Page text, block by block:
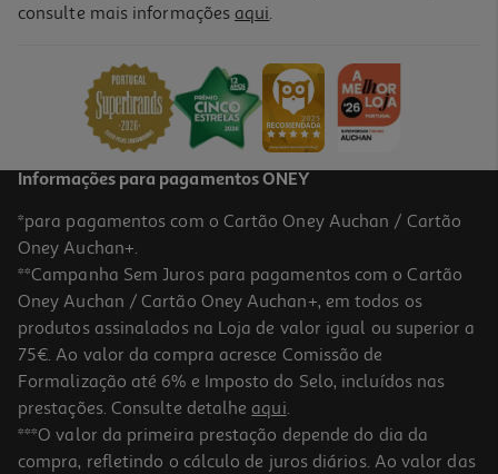
Puré De Fruta Pom`bel Maçã Morango E Banana 4x100g
-18%
Fruta Compal Essencial Maçã 110ml (sdr)
6.27 €/Lt
consulte mais informações aqui.
Informações para pagamentos ONEY
*para pagamentos com o Cartão Oney Auchan / Cartão
Oney Auchan+.
**Campanha Sem Juros para pagamentos com o Cartão
Oney Auchan / Cartão Oney Auchan+, em todos os
produtos assinalados na Loja de valor igual ou superior a
75€. Ao valor da compra acresce Comissão de
Formalização até 6% e Imposto do Selo, incluídos nas
prestações. Consulte detalhe aqui.
***O valor da primeira prestação depende do dia da
compra, refletindo o cálculo de juros diários. Ao valor das